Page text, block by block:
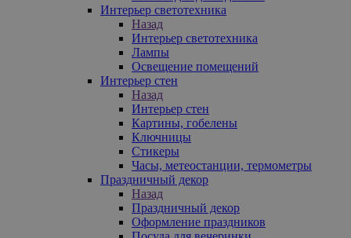
Интерьер светотехника
Назад
Интерьер светотехника
Лампы
Освещение помещений
Интерьер стен
Назад
Интерьер стен
Картины, гобелены
Ключницы
Стикеры
Часы, метеостанции, термометры
Праздничный декор
Назад
Праздничный декор
Оформление праздников